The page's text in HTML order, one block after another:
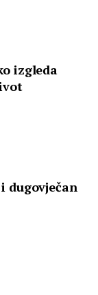
izgleda
dugovječan